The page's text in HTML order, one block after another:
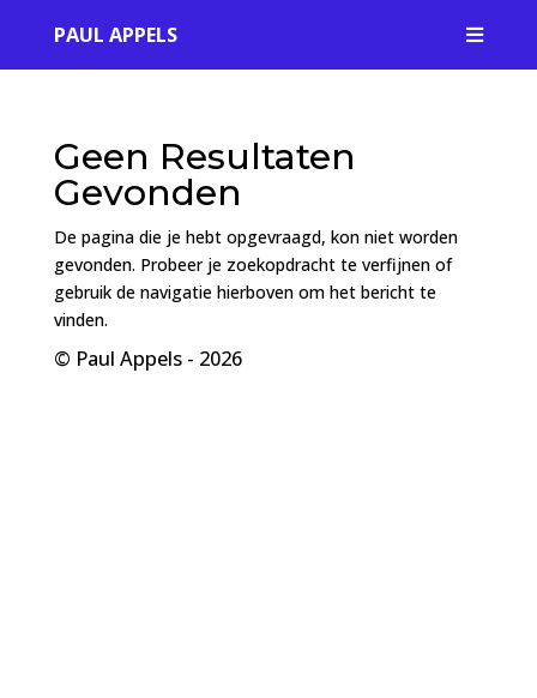
PAUL APPELS 
Geen Resultaten
Gevonden
De pagina die je hebt opgevraagd, kon niet worden
gevonden. Probeer je zoekopdracht te verfijnen of
gebruik de navigatie hierboven om het bericht te
vinden.
© Paul Appels - 2026